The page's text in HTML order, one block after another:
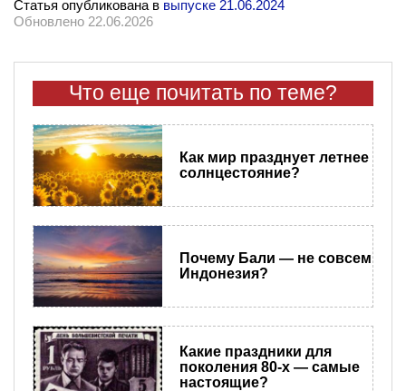
Статья опубликована в выпуске 21.06.2024
Обновлено 22.06.2026
Что еще почитать по теме?
Как мир празднует летнее
солнцестояние?
Почему Бали — не совсем
Индонезия?
Какие праздники для
поколения 80-х — самые
настоящие?